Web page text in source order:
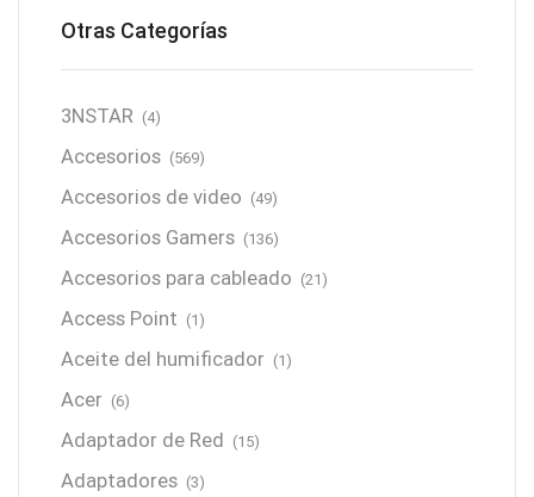
Otras Categorías
3NSTAR (4)
Accesorios (569)
Accesorios de video (49)
Accesorios Gamers (136)
Accesorios para cableado (21)
Access Point (1)
Aceite del humificador (1)
Acer (6)
Adaptador de Red (15)
Adaptadores (3)